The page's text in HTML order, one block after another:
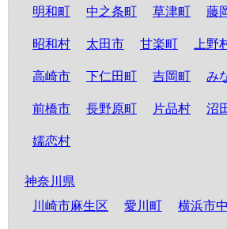
明和町 中之条町 草津町 藤
昭和村 太田市 甘楽町 上野
高崎市 下仁田町 吉岡町 み
前橋市 長野原町 片品村 沼
嬬恋村
神奈川県
川崎市麻生区
愛川町 横浜市